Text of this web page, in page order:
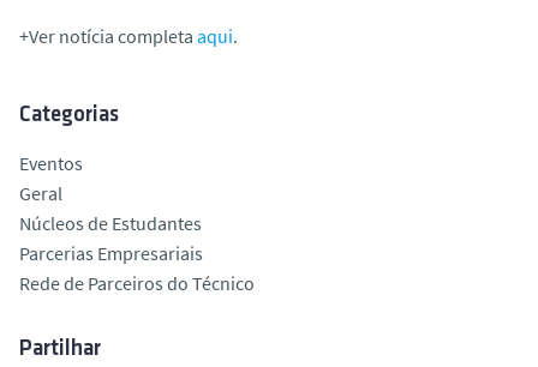
+Ver notícia completa aqui.
Categorias
Eventos
Geral
Núcleos de Estudantes
Parcerias Empresariais
Rede de Parceiros do Técnico
Partilhar